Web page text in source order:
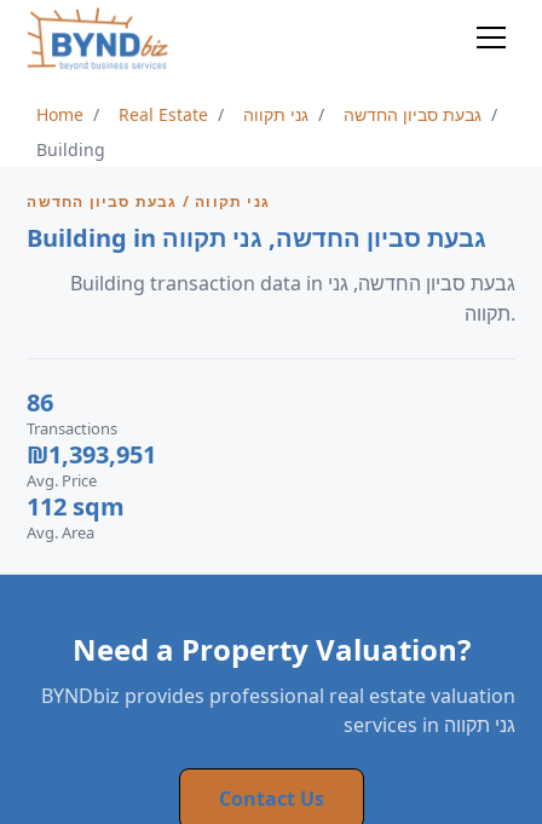
Home Real Estate גני תקווה
גבעת סביון החדשה
Building
גני תקווה / גבעת סביון החדשה
Building in גבעת סביון החדשה, גני תקווה
Building transaction data in גבעת סביון החדשה, גני
תקווה.
86
Transactions
₪1,393,951
Avg. Price
112 sqm
Avg. Area
Need a Property Valuation?
BYNDbiz provides professional real estate valuation
services in גני תקווה
Contact Us